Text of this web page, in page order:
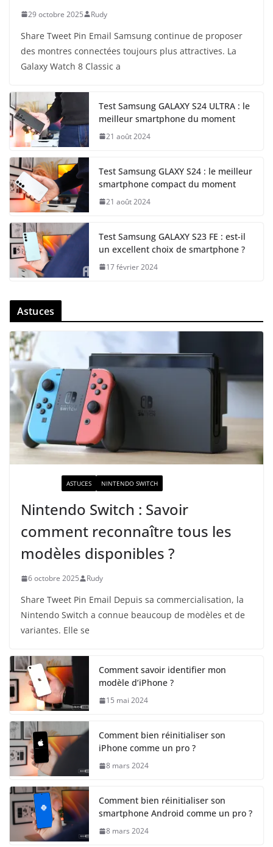
29 octobre 2025 Rudy
Share Tweet Pin Email Samsung continue de proposer
des montres connectées toujours plus attractives. La
Galaxy Watch 8 Classic a
Test Samsung GALAXY S24 ULTRA : le
meilleur smartphone du moment
21 août 2024
Test Samsung GLAXY S24 : le meilleur
smartphone compact du moment
21 août 2024
Test Samsung GALAXY S23 FE : est-il
un excellent choix de smartphone ?
17 février 2024
Astuces
ASTUCES NINTENDO SWITCH
Nintendo Switch : Savoir
comment reconnaître tous les
modèles disponibles ?
6 octobre 2025 Rudy
Share Tweet Pin Email Depuis sa commercialisation, la
Nintendo Switch a connue beaucoup de modèles et de
variantes. Elle se
Comment savoir identifier mon
modèle d’iPhone ?
15 mai 2024
Comment bien réinitialiser son
iPhone comme un pro ?
8 mars 2024
Comment bien réinitialiser son
smartphone Android comme un pro ?
8 mars 2024